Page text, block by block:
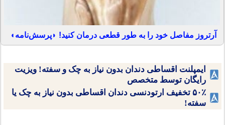
آرتروز مفاصل خود را به طور قطعی درمان کنید! ◗پرسش‌نامه◖
ایمپلنت اقساطی دندان بدون نیاز به چک و سفته! ویزیت
رایگان توسط متخصص
۵۰٪ تخفیف ارتودنسی دندان اقساطی بدون نیاز به چک یا
سفته!